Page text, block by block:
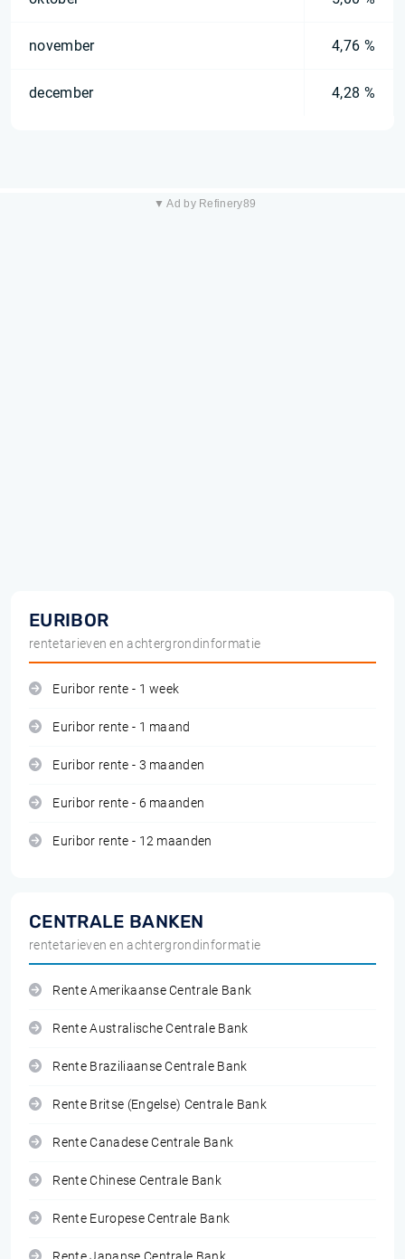
november 4,76 %
december 4,28 %
▼ Ad by Refinery89
EURIBOR
rentetarieven en achtergrondinformatie
Euribor rente - 1 week
Euribor rente - 1 maand
Euribor rente - 3 maanden
Euribor rente - 6 maanden
Euribor rente - 12 maanden
CENTRALE BANKEN
rentetarieven en achtergrondinformatie
Rente Amerikaanse Centrale Bank
Rente Australische Centrale Bank
Rente Braziliaanse Centrale Bank
Rente Britse (Engelse) Centrale Bank
Rente Canadese Centrale Bank
Rente Chinese Centrale Bank
Rente Europese Centrale Bank